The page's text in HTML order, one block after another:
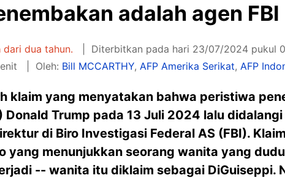
adalah agen FBI
dua tahun.
Diterbitkan pada hari 23/07/2024 pukul
Oleh: Bill MCCARTHY, AFP Amerika Serikat, AFP
klaim yang menyatakan bahwa peristiwa
Trump pada 13 Juli 2024 lalu
di Biro Investigasi Federal AS (FBI).
yang menunjukkan seorang wanita yang
-- wanita itu diklaim sebagai DiGuiseppi.